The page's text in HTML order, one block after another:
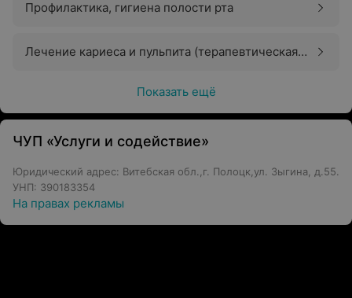
Профилактика, гигиена полости рта
Лечение кариеса и пульпита (терапевтическая
Показать ещё
ЧУП «Услуги и содействие»
Юридический адрес: Витебская обл.,г. Полоцк,ул. Зыгина, д.55.
УНП: 390183354
На правах рекламы